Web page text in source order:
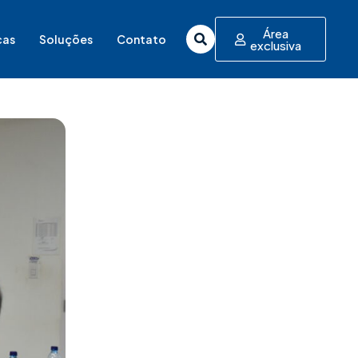
Soluções Contato Área
exclusiva